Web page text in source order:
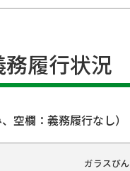
履行状況
空欄：義務履行なし）
ガラスびん